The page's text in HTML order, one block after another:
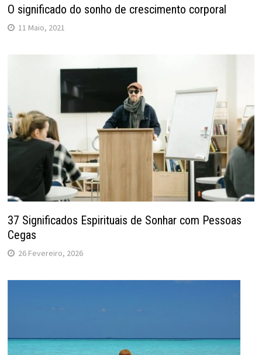
O significado do sonho de crescimento corporal
11 Maio, 2021
37 Significados Espirituais de Sonhar com Pessoas
Cegas
26 Fevereiro, 2026